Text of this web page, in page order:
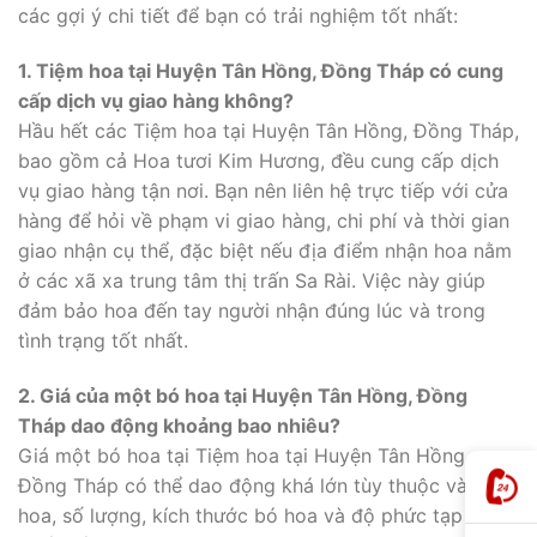
các gợi ý chi tiết để bạn có trải nghiệm tốt nhất:
1. Tiệm hoa tại Huyện Tân Hồng, Đồng Tháp có cung
cấp dịch vụ giao hàng không?
Hầu hết các Tiệm hoa tại Huyện Tân Hồng, Đồng Tháp,
bao gồm cả Hoa tươi Kim Hương, đều cung cấp dịch
vụ giao hàng tận nơi. Bạn nên liên hệ trực tiếp với cửa
hàng để hỏi về phạm vi giao hàng, chi phí và thời gian
giao nhận cụ thể, đặc biệt nếu địa điểm nhận hoa nằm
ở các xã xa trung tâm thị trấn Sa Rài. Việc này giúp
đảm bảo hoa đến tay người nhận đúng lúc và trong
tình trạng tốt nhất.
2. Giá của một bó hoa tại Huyện Tân Hồng, Đồng
Tháp dao động khoảng bao nhiêu?
Giá một bó hoa tại Tiệm hoa tại Huyện Tân Hồng,
Đồng Tháp có thể dao động khá lớn tùy thuộc vào loại
hoa, số lượng, kích thước bó hoa và độ phức tạp của